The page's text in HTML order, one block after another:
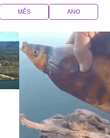
MÊS ANO